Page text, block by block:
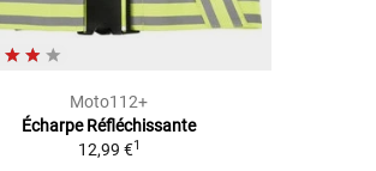
Moto112+
Écharpe Réfléchissante
12,99 €1